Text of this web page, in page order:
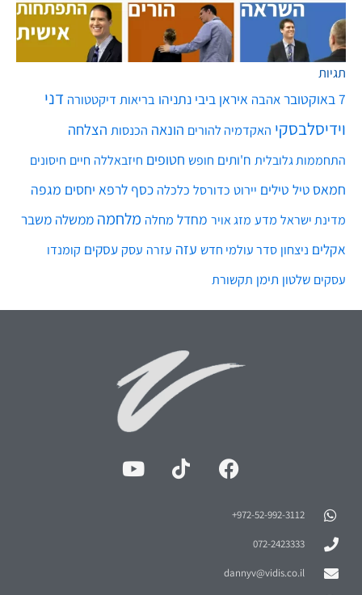
תגיות
7 באוקטובר אהבה איראן ביבי נתניהו בריאות דיקטטורה דני
וידיסלבסקי האקדמיה להורים הונאה הכנסות הצלחה
התחממות גלובלית ח'ותים חופש חטופים חיזבאללה חיים חיסונים
חמאס טיל טילים יירוט כדורסל כלכלה כסף לרפא יחסים מגפה
מדינת ישראל מדע מזג אויר מחדל מחלה מלחמה ממשלה משבר
אקלים ניצחון סדר עולמי חדש עזה עזרה עסק עסקים קומנדו
עסקים שלטון תימן תקשורת
972-52-992-3112⁩+
072-2423333
dannyv@vidis.co.il